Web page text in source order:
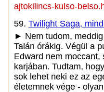
ajtokilincs-kulso-
59. Twilight Saga,
► Nem tudom,
Talán órákig. Végül a
Edward nem moccant,
karjában. Tudtam,
sok lehet neki ez az
életemnek vége -